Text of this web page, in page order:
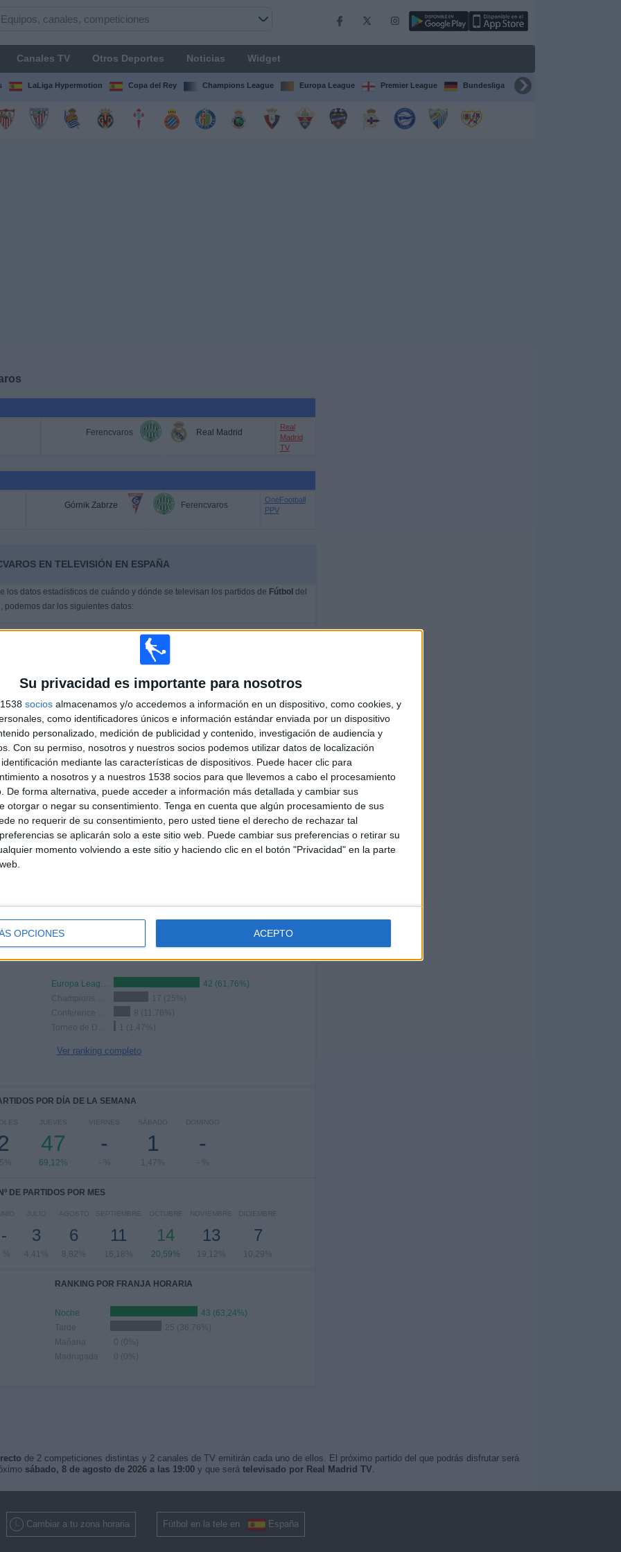
Su privacidad es importante para nosotros
socios almacenamos y/o accedemos a información en un dispositivo, como cookies, y
como identificadores únicos e información estándar enviada por un dispositivo
personalizado, medición de publicidad y contenido, investigación de audiencia y
Con su permiso, nosotros y nuestros socios podemos utilizar datos de localización
mediante las características de dispositivos. Puede hacer clic para
a nosotros y a nuestros 1538 socios para que llevemos a cabo el procesamiento
De forma alternativa, puede acceder a información más detallada y cambiar sus
otorgar o negar su consentimiento. Tenga en cuenta que algún procesamiento de sus
no requerir de su consentimiento, pero usted tiene el derecho de rechazar tal
se aplicarán solo a este sitio web. Puede cambiar sus preferencias o retirar su
momento volviendo a este sitio y haciendo clic en el botón "Privacidad" en la parte
OPCIONES ACEPTO
Canales TV Otros Deportes Noticias Widget
LaLiga Hypermotion Copa del Rey Champions League Europa League Premier League Bundesliga Supercopa de España
Ferencvaros Real Madrid
Real
Madrid
TV
Górnik Zabrze Ferencvaros
OneFootball
PPV
EN TELEVISIÓN EN ESPAÑA
los datos estadísticos de cuándo y dónde se televisan los partidos de Fútbol del
, podemos dar los siguientes datos:
85,29%
Slovan Bratislava - Ferencvaros
27/07/2022 Champions League por
OneFootball
TOTAL
31
1472
SIN PARTIDO
GRATUÍTO
PARTIDOS
40
DE PAGO
RIVALES
VS PFC
COMPETICIONES
Europa League
42 (61,76%)
17 (25%)
8 (11,76%)
1 (1,47%)
Ver ranking completo
POR DÍA DE LA SEMANA
JUEVES
47
69,12%
VIERNES
-
- %
SÁBADO
1
1,47%
DOMINGO
-
- %
Nº DE PARTIDOS POR MES
-
%
JULIO
3
4,41%
AGOSTO
6
8,82%
SEPTIEMBRE
11
16,18%
OCTUBRE
14
20,59%
NOVIEMBRE
13
19,12%
DICIEMBRE
7
10,29%
RANKING POR FRANJA HORARIA
Noche
43 (63,24%)
Tarde
25 (36,76%)
Mañana
0 (0%)
Madrugada
0 (0%)
de 2 competiciones distintas y 2 canales de TV emitirán cada uno de ellos. El próximo partido del que podrás disfrutar será
sábado, 8 de agosto de 2026 a las 19:00y que será televisado por Real Madrid TV.
Cambiar a tu zona horaria Fútbol en la tele en España